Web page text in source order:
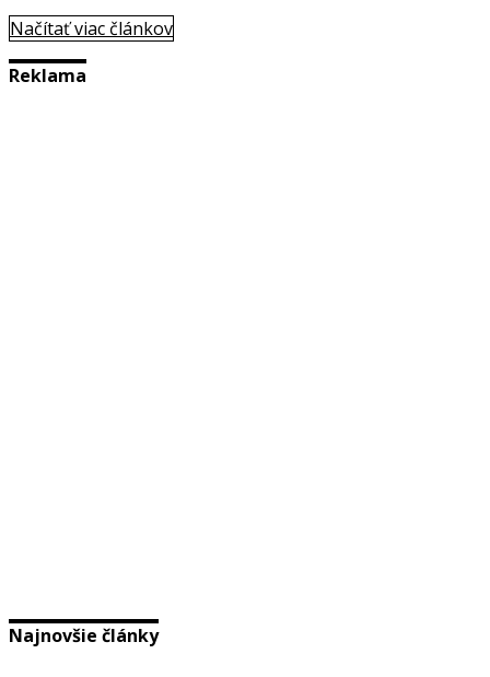
Načítať viac článkov
Reklama
Najnovšie články